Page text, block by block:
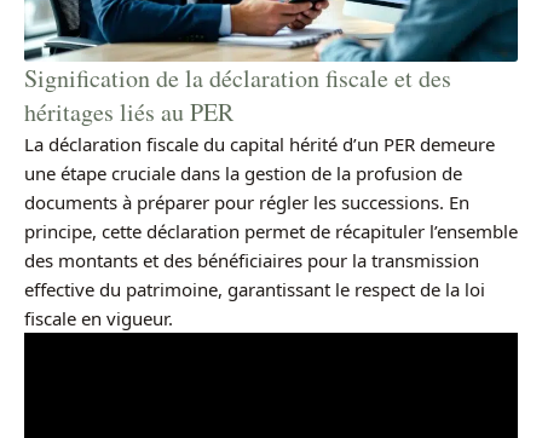
Signification de la déclaration fiscale et des
héritages liés au PER
La déclaration fiscale du capital hérité d’un PER demeure
une étape cruciale dans la gestion de la profusion de
documents à préparer pour régler les successions. En
principe, cette déclaration permet de récapituler l’ensemble
des montants et des bénéficiaires pour la transmission
effective du patrimoine, garantissant le respect de la loi
fiscale en vigueur.